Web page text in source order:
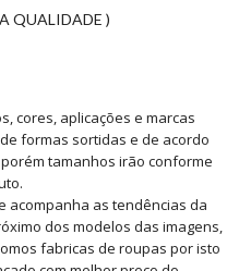
QUALIDADE )
cores, aplicações e marcas
formas sortidas e de acordo
tamanhos irão conforme
acompanha as tendências da
dos modelos das imagens,
fabricas de roupas por isto